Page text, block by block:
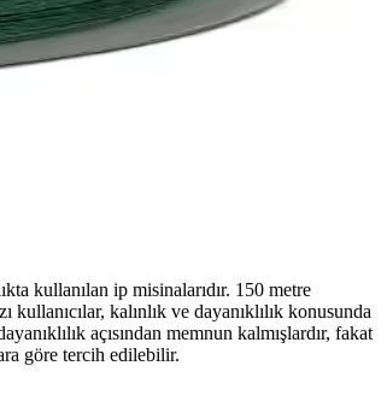
kullanılan ip misinalarıdır. 150 metre
kalınlık ve dayanıklılık konusunda
açısından memnun kalmışlardır, fakat
göre tercih edilebilir.